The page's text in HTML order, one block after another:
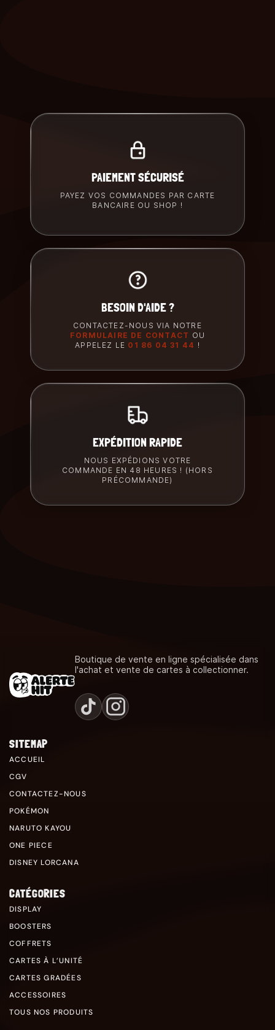
PAIEMENT SÉCURISÉ
PAYEZ VOS COMMANDES PAR CARTE
BANCAIRE OU SHOP !
BESOIN D'AIDE ?
CONTACTEZ-NOUS VIA NOTRE
FORMULAIRE DE CONTACT OU
APPELEZ LE 01 86 04 31 44 !
EXPÉDITION RAPIDE
NOUS EXPÉDIONS VOTRE
COMMANDE EN 48 HEURES ! (HORS
PRÉCOMMANDE)
Boutique de vente en ligne spécialisée dans
l'achat et vente de cartes à collectionner.
SITEMAP
ACCUEIL
CGV
CONTACTEZ-NOUS
POKÉMON
NARUTO KAYOU
ONE PIECE
DISNEY LORCANA
CATÉGORIES
DISPLAY
BOOSTERS
COFFRETS
CARTES À L’UNITÉ
CARTES GRADÉES
ACCESSOIRES
TOUS NOS PRODUITS